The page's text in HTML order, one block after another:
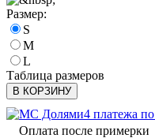
Размер:
S
M
L
Таблица размеров
В КОРЗИНУ
4 платежа по
Оплата после примерки